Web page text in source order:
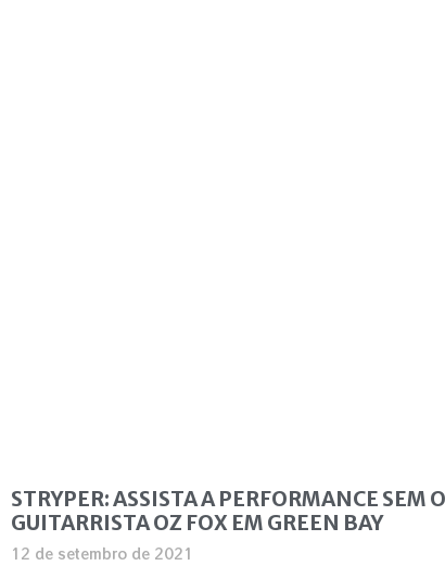
STRYPER: ASSISTA A PERFORMANCE SEM O
GUITARRISTA OZ FOX EM GREEN BAY
12 de setembro de 2021